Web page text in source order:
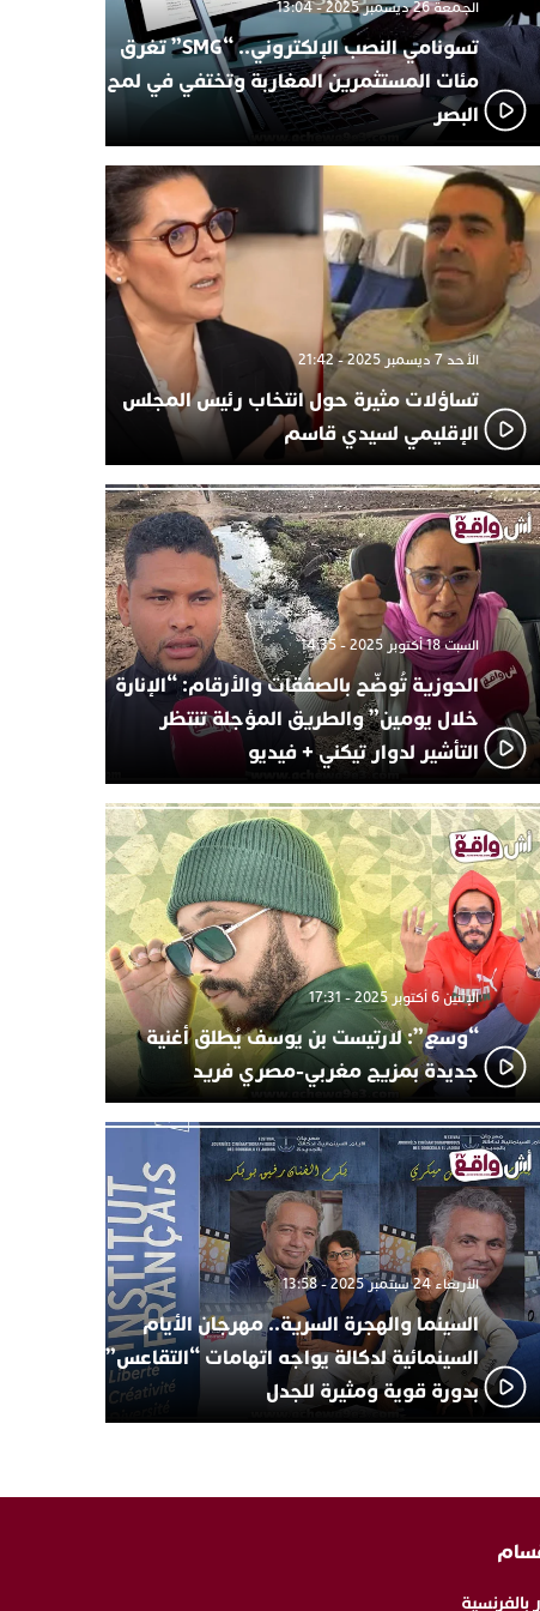
الجمعة 26 ديسمبر 2025 - 13:04
تسونامي النصب الإلكتروني.. “SMG” تغرق
مئات المستثمرين المغاربة وتختفي في لمح
البصر
الأحد 7 ديسمبر 2025 - 21:42
تساؤلات مثيرة حول انتخاب رئيس المجلس
الإقليمي لسيدي قاسم
السبت 18 أكتوبر 2025 - 14:35
الحوزية تُوضّح بالصفقات والأرقام: “الإنارة
خلال يومين” والطريق المؤجلة تنتظر
التأشير لدوار تيكني + فيديو
الإثنين 6 أكتوبر 2025 - 17:31
“وسع”: لارتيست بن يوسف يُطلق أغنية
جديدة بمزيج مغربي-مصري فريد
الأربعاء 24 سبتمبر 2025 - 13:58
السينما والهجرة السرية.. مهرجان الأيام
السينمائية لدكالة يواجه اتهامات “التقاعس”
بدورة قوية ومثيرة للجدل
بالفرنسية